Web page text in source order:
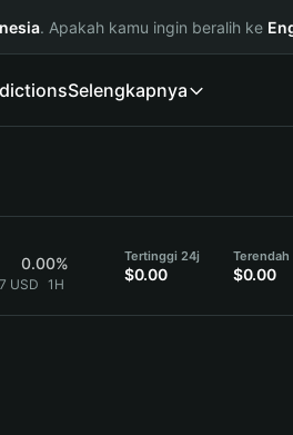
. Apakah kamu ingin beralih ke
Selengkapnya
0.00%
USD 1H
Tertinggi 24j
$0.00
Terendah
$0.00